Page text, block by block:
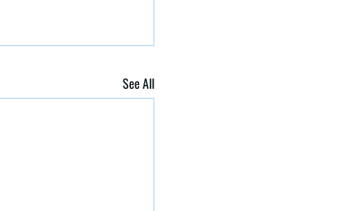
See All